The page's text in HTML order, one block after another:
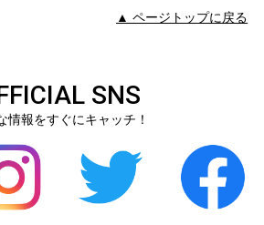
▲ ページトップに戻る
SNS
情報をすぐにキャッチ！